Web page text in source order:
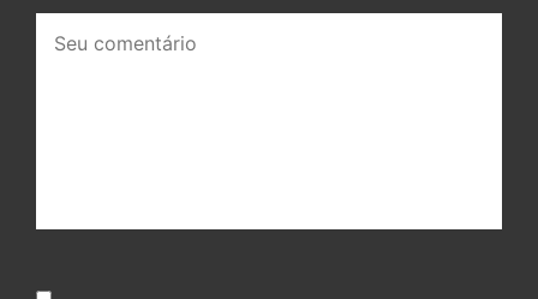
comentário: